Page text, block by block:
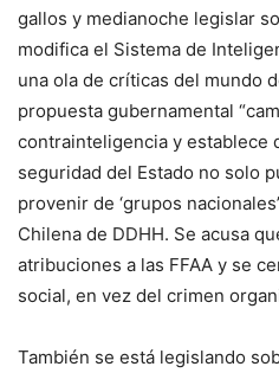
gallos y medianoche legislar
modifica el Sistema de
una ola de críticas del mundo
propuesta gubernamental
contrainteligencia y establece
seguridad del Estado no solo
provenir de ‘grupos
Chilena de DDHH. Se acusa
atribuciones a las FFAA y se
social, en vez del crimen
También se está legislando